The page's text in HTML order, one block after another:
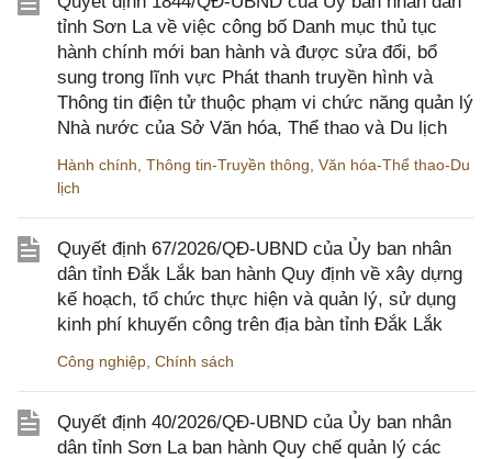
tỉnh Sơn La về việc công bố Danh mục thủ tục
hành chính mới ban hành và được sửa đổi, bổ
sung trong lĩnh vực Phát thanh truyền hình và
Thông tin điện tử thuộc phạm vi chức năng quản lý
Nhà nước của Sở Văn hóa, Thể thao và Du lịch
Hành chính Thông tin-Truyền thông Văn hóa-Thể thao-Du
lịch
Quyết định 67/2026/QĐ-UBND của Ủy ban nhân
dân tỉnh Đắk Lắk ban hành Quy định về xây dựng
kế hoạch, tổ chức thực hiện và quản lý, sử dụng
kinh phí khuyến công trên địa bàn tỉnh Đắk Lắk
Công nghiệp Chính sách
Quyết định 40/2026/QĐ-UBND của Ủy ban nhân
dân tỉnh Sơn La ban hành Quy chế quản lý các